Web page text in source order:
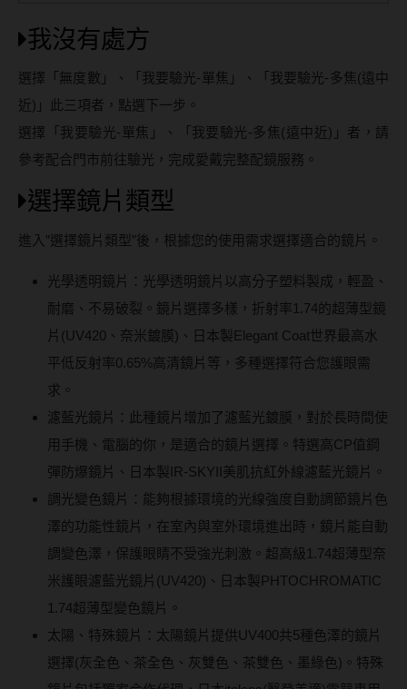
我沒有處方
選擇「無度數」、「我要驗光-單焦」、「我要驗光-多焦(遠中
近)」此三項者，點選下一步。
選擇「我要驗光-單焦」、「我要驗光-多焦(遠中近)」者，請
參考配合門市前往驗光，完成愛戴完整配鏡服務。
選擇鏡片類型
進入”選擇鏡片類型”後，根據您的使用需求選擇適合的鏡片。
光學透明鏡片：光學透明鏡片以高分子塑料製成，輕盈、
耐磨、不易破裂。鏡片選擇多樣，折射率1.74的超薄型鏡
片(UV420、奈米鍍膜)、日本製Elegant Coat世界最高水
平低反射率0.65%高清鏡片等，多種選擇符合您護眼需
求。
濾藍光鏡片：此種鏡片增加了濾藍光鍍膜，對於長時間使
用手機、電腦的你，是適合的鏡片選擇。特選高CP值鋼
彈防爆鏡片、日本製IR-SKYII美肌抗紅外線濾藍光鏡片。
調光變色鏡片：能夠根據環境的光線強度自動調節鏡片色
澤的功能性鏡片，在室內與室外環境進出時，鏡片能自動
調變色澤，保護眼睛不受強光刺激。超高級1.74超薄型奈
米護眼濾藍光鏡片(UV420)、日本製PHTOCHROMATIC
1.74超薄型變色鏡片。
太陽、特殊鏡片：太陽鏡片提供UV400共5種色澤的鏡片
選擇(灰全色、茶全色、灰雙色、茶雙色、墨綠色)。特殊